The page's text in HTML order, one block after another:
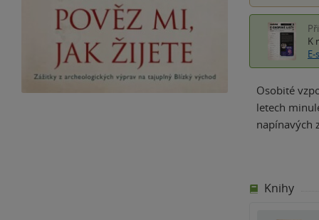
K
Osobité
letech
napínavých
Knihy